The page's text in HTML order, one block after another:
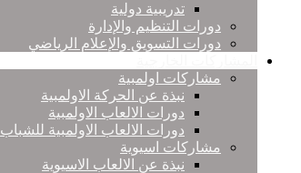
تدريبية دولية
دورات التنظيم والإدارة
دورات التسويق والإعلام الرياضي
مشاركات اولمبية
نبذة عن الحركة الاولمبية
دورات الالعاب الاولمبية
دورات الالعاب الاولمبية للشباب
مشاركات اسيوية
نبذة عن الالعاب الاسيوية